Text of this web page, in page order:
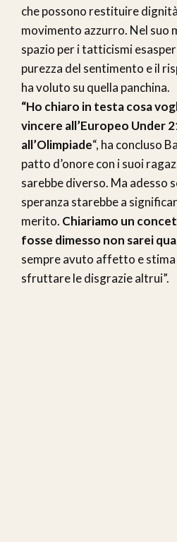
che possono restituire
movimento azzurro. Nel suo
spazio per i tatticismi
purezza del sentimento e il
ha voluto su quella panchina.
“Ho chiaro in testa cosa
vincere all’Europeo Under
all’Olimpiade“, ha concluso
patto d’onore con i suoi
sarebbe diverso. Ma adesso
speranza starebbe a
merito. Chiariamo un
fosse dimesso non sarei qua
sempre avuto affetto e stima
sfruttare le disgrazie altrui”.